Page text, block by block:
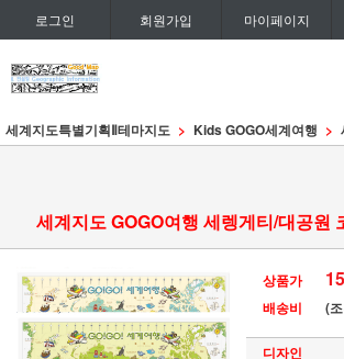
로그인 회원가입 마이페이지
세계지도특별기획Ⅱ테마지도 Kids GOGO세계여행
세계지도 GOGO여행 세렝게티/대공원
상품가
배송비
(
디자인